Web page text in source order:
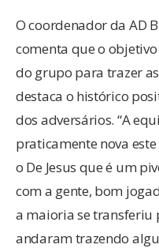
O coordenador da AD
comenta que o
do grupo para trazer
destaca o histórico
dos adversários. “A
praticamente nova
o De Jesus que é um
com a gente, bom
a maioria se transferiu
andaram trazendo